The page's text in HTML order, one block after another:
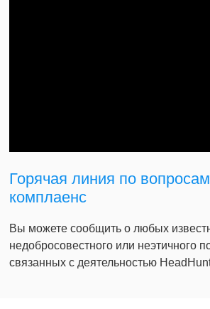
Горячая линия по
комплаенс
Вы можете сообщить о любых
недобросовестного или неэтичного
связанных с деятельностью